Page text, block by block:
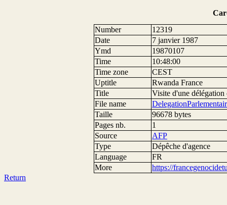
Number
12319
Date
7 janvier 1987
Ymd
19870107
Time
10:48:00
Time zone
CEST
Uptitle
Rwanda France
Title
Visite d'une délégation
File name
Taille
96678 bytes
Pages nb.
1
Source
AFP
Type
Dépêche d'agence
Language
FR
More
https://
Return